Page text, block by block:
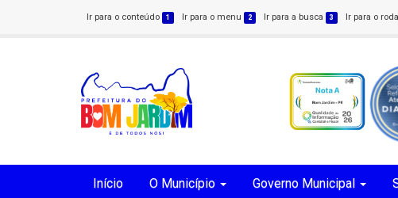
Ir para o conteúdo 1 Ir para o menu 2 Ir para a busca 3 Ir para o
Início O Município Governo Municipal